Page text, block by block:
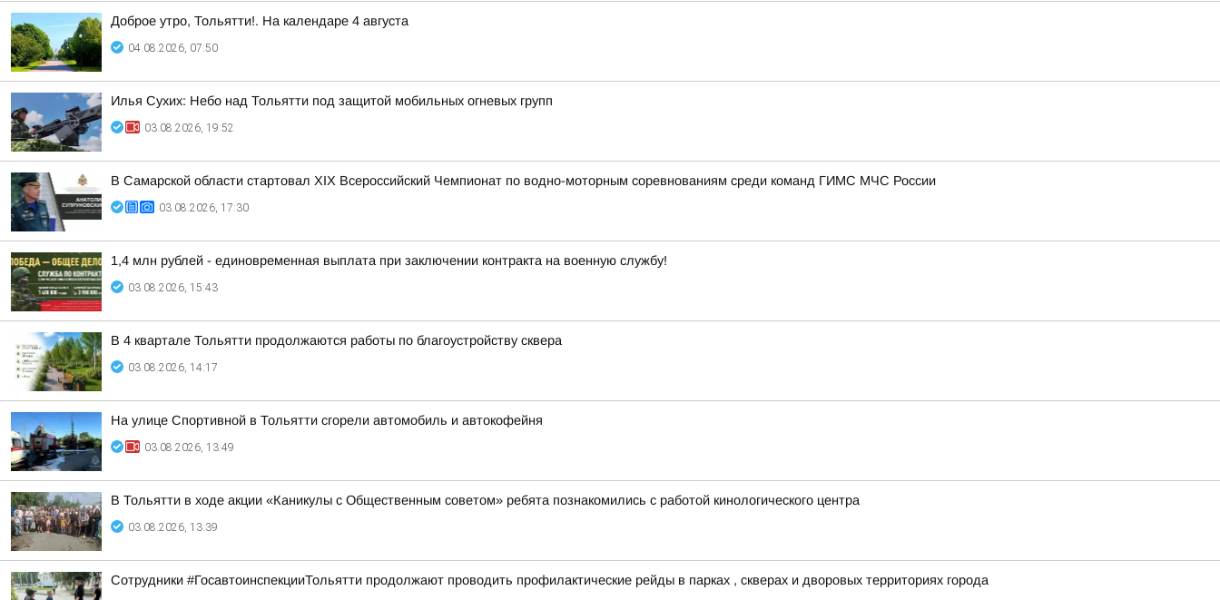
Доброе утро, Тольятти!. На календаре 4 августа
04.08.2026, 07:50
Илья Сухих: Небо над Тольятти под защитой мобильных огневых групп
03.08.2026, 19:52
В Самарской области стартовал XIX Всероссийский Чемпионат по водно-моторным соревнованиям среди команд ГИМС МЧС России
03.08.2026, 17:30
1,4 млн рублей - единовременная выплата при заключении контракта на военную службу!
03.08.2026, 15:43
В 4 квартале Тольятти продолжаются работы по благоустройству сквера
03.08.2026, 14:17
На улице Спортивной в Тольятти сгорели автомобиль и автокофейня
03.08.2026, 13:49
В Тольятти в ходе акции «Каникулы с Общественным советом» ребята познакомились с работой кинологического центра
03.08.2026, 13:39
Сотрудники #ГосавтоинспекцииТольятти продолжают проводить профилактические рейды в парках , скверах и дворовых территориях города